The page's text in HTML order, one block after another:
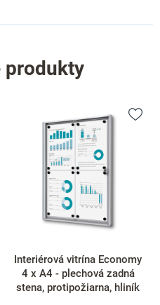
produkty
Interiérová vitrína Economy
4 x A4 - plechová zadná
stena, protipožiarna, hliník